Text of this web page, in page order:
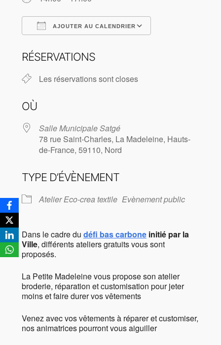
AJOUTER AU CALENDRIER
RÉSERVATIONS
Les réservations sont closes
OÙ
Salle Municipale Satgé
78 rue Saint-Charles, La Madeleine, Hauts-
de-France, 59110, Nord
TYPE D’ÉVÈNEMENT
Atelier Eco-crea textile Evènement public
Dans le cadre du défi bas carboneinitié par la
Ville, différents ateliers gratuits vous sont
proposés.
La Petite Madeleine vous propose son atelier
broderie, réparation et customisation pour jeter
moins et faire durer vos vêtements
Venez avec vos vêtements à réparer et customiser,
nos animatrices pourront vous aiguiller